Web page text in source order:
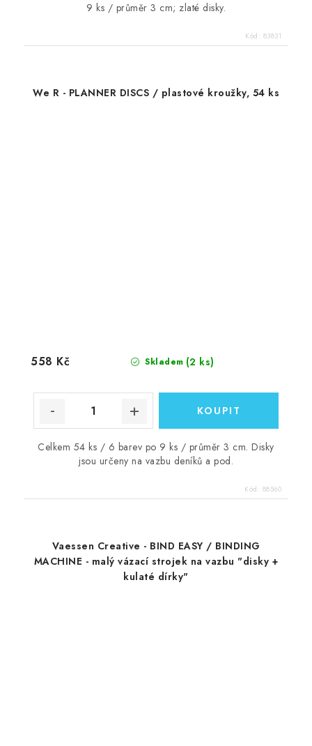
9 ks / průměr 3 cm; zlaté disky.
Kód: 83831
We R - PLANNER DISCS / plastové kroužky, 54 ks
Skladem (2 ks)
558 Kč
Celkem 54 ks / 6 barev po 9 ks / průměr 3 cm. Disky
jsou určeny na vazbu deníků a pod.
Kód: 88560
Vaessen Creative - BIND EASY / BINDING
MACHINE - malý vázací strojek na vazbu "disky +
kulaté dírky"